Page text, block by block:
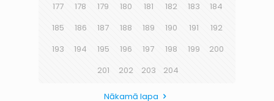
177
178 179 180 181 182 183
184
185
186 187 188 189 190 191
192
193
194 195 196 197 198 199
200
201
202 203 204
Nākamā lapa